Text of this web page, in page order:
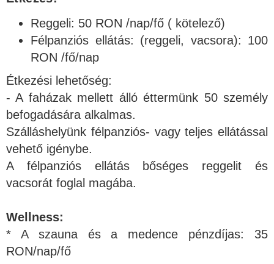
Reggeli: 50 RON /nap/fő ( kötelező)
Félpanziós ellátás: (reggeli, vacsora): 100
RON /fő/nap
Étkezési lehetőség:
- A faházak mellett álló éttermünk 50 személy
befogadására alkalmas.
Szálláshelyünk félpanziós- vagy teljes ellátással
vehető igénybe.
A félpanziós ellátás bőséges reggelit és
vacsorát foglal magába.
Wellness:
* A szauna és a medence pénzdíjas: 35
RON/nap/fő